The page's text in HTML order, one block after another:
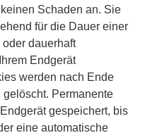
Schaden an. Sie
für die Dauer einer
dauerhaft
Endgerät
werden nach Ende
gelöscht. Permanente
gespeichert, bis
eine automatische